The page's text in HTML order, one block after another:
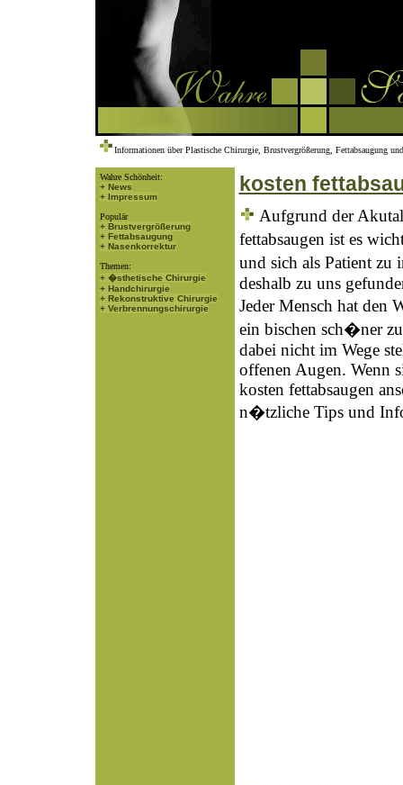
Informationen über Plastische Chirurgie, Brustvergrößerung, Fettabsaugung
Wahre Schönheit:
+ News
+ Impressum
Populär
+ Brustvergrößerung
+ Fettabsaugung
+ Nasenkorrektur
Themen:
+ �sthetische Chirurgie
+ Handchirurgie
+ Rekonstruktive Chirurgie
+ Verbrennungschirurgie
kosten
Aufgrund der
fettabsaugen ist es
und sich als Patient
deshalb zu uns
Jeder Mensch hat den
ein bischen sch�ner
dabei nicht im Wege
offenen Augen. Wenn
kosten fettabsaugen
n�tzliche Tips und